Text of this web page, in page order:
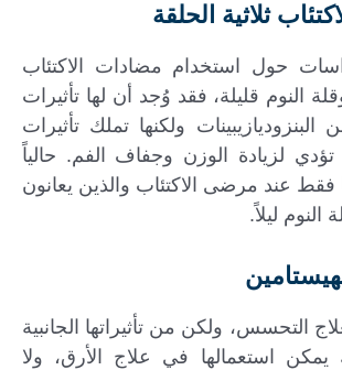
ثلاثية الحلقة
حول استخدام مضادات الاكتئاب
النوم قليلة، فقد وُجد أن لها تأثيرات
ولكنها تملك تأثيرات
لزيادة الوزن وجفاف الفم. حالياً
فقط عند مرضى الاكتئاب والذين يعانون
النوم ليلاً.
التحسس، ولكن من تأثيراتها الجانبية
يمكن استعمالها في علاج الأرق، ولا